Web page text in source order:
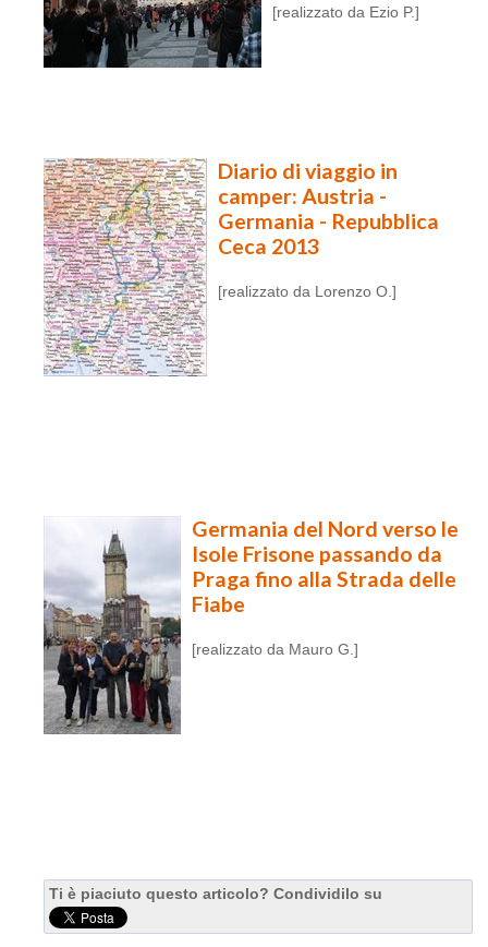
[realizzato da Ezio P.]
Diario di viaggio in
camper: Austria -
Germania - Repubblica
Ceca 2013
[realizzato da Lorenzo O.]
Germania del Nord verso le
Isole Frisone passando da
Praga fino alla Strada delle
Fiabe
[realizzato da Mauro G.]
Ti è piaciuto questo articolo? Condividilo su